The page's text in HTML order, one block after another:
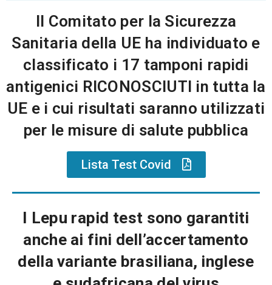
Il Comitato per la Sicurezza
Sanitaria della UE ha individuato e
classificato i 17 tamponi rapidi
antigenici RICONOSCIUTI in tutta la
UE e i cui risultati saranno utilizzati
per le misure di salute pubblica
Lista Test Covid
I Lepu rapid test sono garantiti
anche ai fini dell’accertamento
della variante brasiliana, inglese